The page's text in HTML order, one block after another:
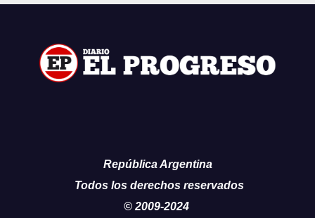
República Argentina
Todos los derechos reservados
© 2009-2024